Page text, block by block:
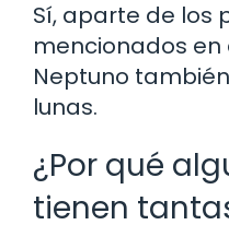
Sí, aparte de los
mencionados
Neptuno
lunas.
¿Por qué
tienen